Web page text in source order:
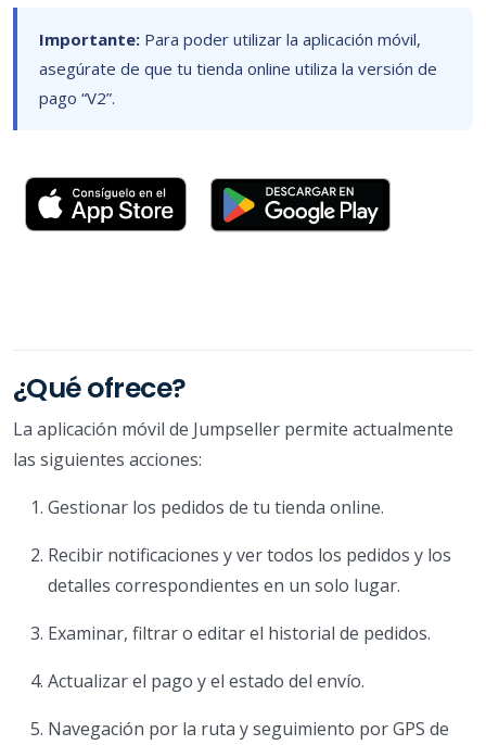
Importante: Para poder utilizar la aplicación móvil,
asegúrate de que tu tienda online utiliza la versión de
pago “V2”.
¿Qué ofrece?
La aplicación móvil de Jumpseller permite actualmente
las siguientes acciones:
Gestionar los pedidos de tu tienda online.
Recibir notificaciones y ver todos los pedidos y los
detalles correspondientes en un solo lugar.
Examinar, filtrar o editar el historial de pedidos.
Actualizar el pago y el estado del envío.
Navegación por la ruta y seguimiento por GPS de